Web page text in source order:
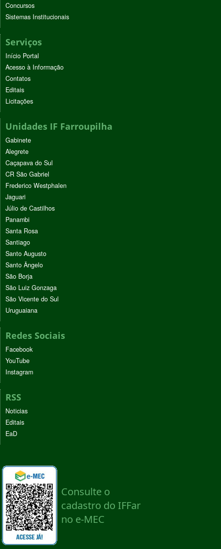
Concursos
Sistemas Institucionais
Serviços
Início Portal
Acesso à Informação
Contatos
Editais
Licitações
Unidades IF Farroupilha
Gabinete
Alegrete
Caçapava do Sul
CR São Gabriel
Frederico Westphalen
Jaguari
Júlio de Castilhos
Panambi
Santa Rosa
Santiago
Santo Augusto
Santo Ângelo
São Borja
São Luiz Gonzaga
São Vicente do Sul
Uruguaiana
Redes Sociais
Facebook
YouTube
Instagram
RSS
Noticias
Editais
EaD